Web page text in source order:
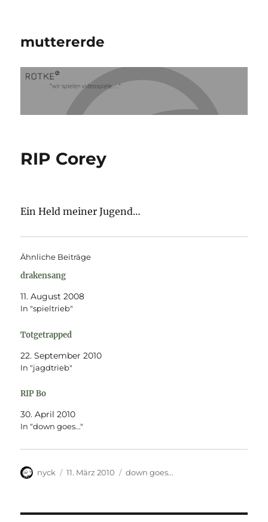
muttererde
RIP Corey
Ein Held meiner Jugend…
Ähnliche Beiträge
drakensang
11. August 2008
In "spieltrieb"
Totgetrapped
22. September 2010
In "jagdtrieb"
RIP Bo
30. April 2010
In "down goes..."
Autor
nyck
Veröffentlicht
11. März 2010 Kategorien
down goes...